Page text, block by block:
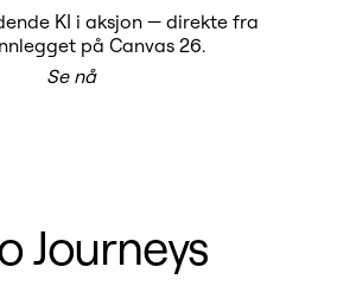
Canvas™
Forbindelser
MCP Server
Utforsk KI-håndbøker
KI i aksjon — direkte fra
på Canvas 26.
Se nå
Journeys